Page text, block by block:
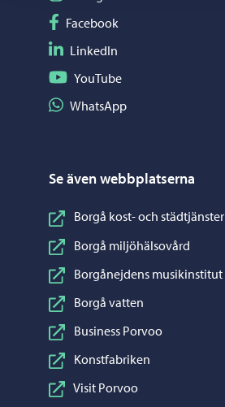
Följ på Facebook
Facebook
Följ på LinkedIn
LinkedIn
Följ på YouTube
YouTube
Dela på WhatsApp
WhatsApp
Se även webbplatserna
Borgå kost- och städtjänster
Borgå miljöhälsovård
Borgånejdens musikinstitut
Borgå vatten
Business Porvoo
Konstfabriken
Visit Porvoo